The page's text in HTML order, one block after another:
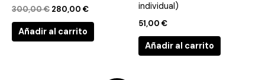
300,00€ 280,00 €
Añadir al carrito
individual)
51,00 €
Añadir al carrito